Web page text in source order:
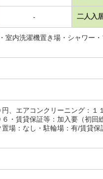
- 二人入
室内洗濯機置き場・シャワー
、エアコンクリーニング：
・賃貸保証等：加入要（初回
場：なし・駐輪場：有/賃貸